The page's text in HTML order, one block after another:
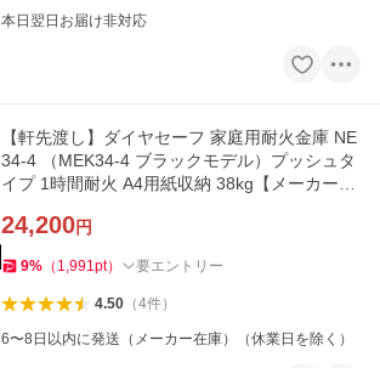
本日翌日お届け非対応
【軒先渡し】ダイヤセーフ 家庭用耐火金庫 NE
34-4 （MEK34-4 ブラックモデル）プッシュタ
イプ 1時間耐火 A4用紙収納 38kg【メーカー直
24,200円
9% （ 1,991pt） 要エントリー
4.50（4件）
6〜8日以内に発送（メーカー在庫）（休業日を除く）